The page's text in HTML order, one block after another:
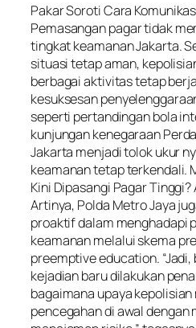
Pakar Soroti Cara
Pemasangan pagar tidak
tingkat keamanan Jakarta.
situasi tetap aman,
berbagai aktivitas tetap
kesuksesan
seperti pertandingan bola
kunjungan kenegaraan
Jakarta menjadi tolok ukur
keamanan tetap terkendali.
Kini Dipasangi Pagar
Artinya, Polda Metro Jaya
proaktif dalam menghadapi
keamanan melalui skema
preemptive education.
kejadian baru dilakukan
bagaimana upaya
pencegahan di awal dengan